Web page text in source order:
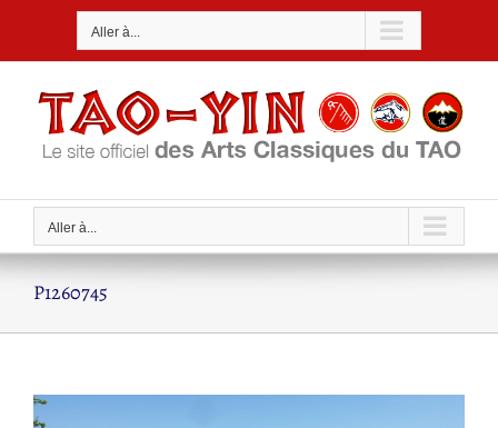
Aller à...
Aller à...
P1260745